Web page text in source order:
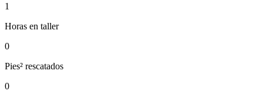
1
Horas en taller
0
Pies² rescatados
0